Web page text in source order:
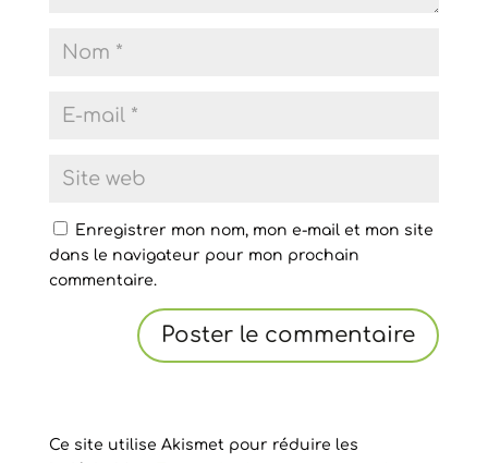
Enregistrer mon nom, mon e-mail et mon site
dans le navigateur pour mon prochain
commentaire.
Ce site utilise Akismet pour réduire les